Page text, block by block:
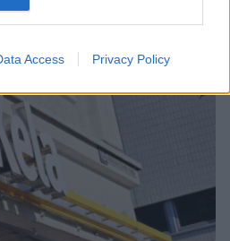
Access Privacy Policy